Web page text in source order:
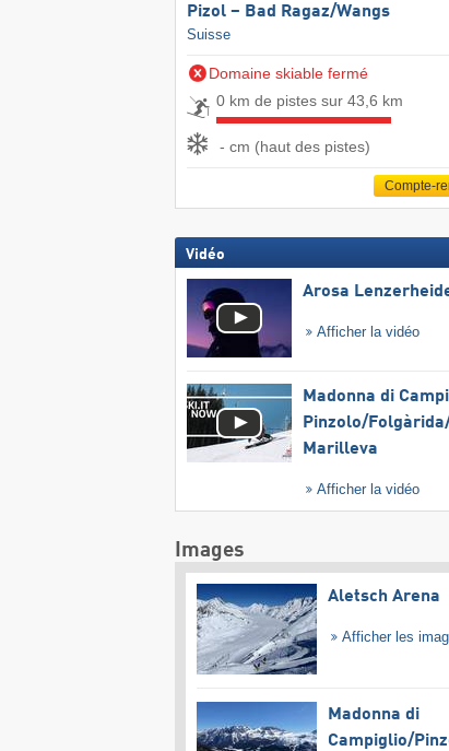
Pizol – Bad Ragaz/​Wangs
Suisse
Domaine skiable fermé
0 km de pistes sur 43,6 km
- cm (haut des pistes)
Compte-
Vidéo
Arosa
Afficher la vidéo
Madonna di
Pinzolo/​
Marilleva
Afficher la vidéo
Images
Aletsch Arena
Afficher les
Madonna di
Campiglio/​